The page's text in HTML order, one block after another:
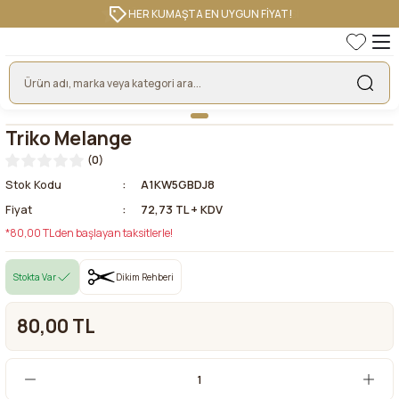
HER KUMAŞTA EN UYGUN FİYAT!
Triko Melange
(0)
Stok Kodu
A1KW5GBDJ8
Fiyat
72,73 TL + KDV
*80,00 TL den başlayan taksitlerle!
Stokta Var Dikim Rehberi
80,00 TL